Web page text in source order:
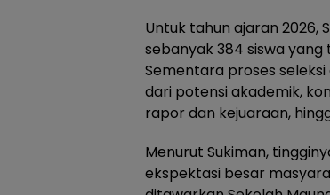
Untuk tahun ajaran 2026,
sebanyak 384 siswa
Sementara proses
dari potensi akademik,
rapor dan kejuaraan,
Menurut Sukiman,
ekspektasi besar